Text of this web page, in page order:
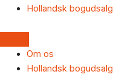
Hollandsk bogudsalg
Om os
Hollandsk bogudsalg